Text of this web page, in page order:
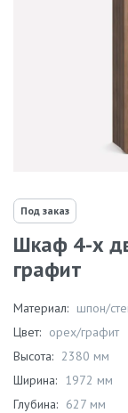
Под заказ
Шкаф 4-х
графит
Материал: шпон/
Цвет: орех/графит
Высота: 2380 мм
Ширина: 1972 мм
Глубина: 627 мм